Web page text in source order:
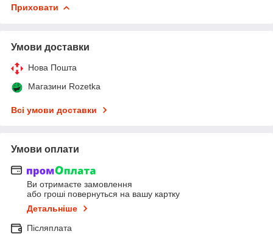
Приховати
Умови доставки
Нова Пошта
Магазини Rozetka
Всі умови доставки
Умови оплати
Ви отримаєте замовлення
або гроші повернуться на вашу картку
Детальніше
Післяплата